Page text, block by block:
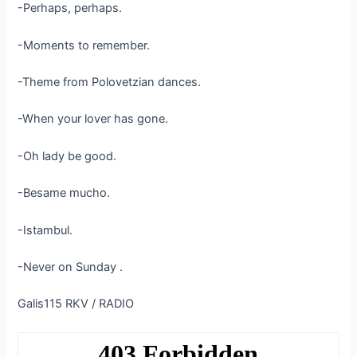
-Perhaps, perhaps.
-Moments to remember.
-Theme from Polovetzian dances.
-When your lover has gone.
-Oh lady be good.
-Besame mucho.
-Istambul.
-Never on Sunday .
Galis115 RKV / RADIO